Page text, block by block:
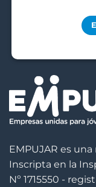
EMPUJAR es
Inscripta en la
Nº 1715550 -